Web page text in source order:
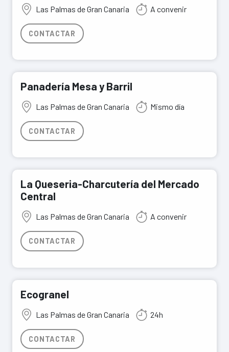
Las Palmas de Gran Canaria A convenir
CONTACTAR
Panadería Mesa y Barril
Las Palmas de Gran Canaria Mismo día
CONTACTAR
La Queseria-Charcutería del Mercado
Central
Las Palmas de Gran Canaria A convenir
CONTACTAR
Ecogranel
Las Palmas de Gran Canaria 24h
CONTACTAR